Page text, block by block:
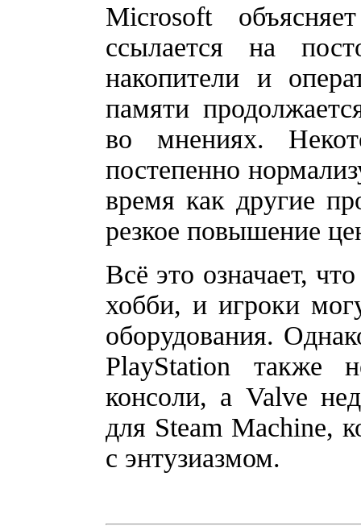
Microsoft
ссылается на
накопители и
памяти
во мнениях.
постепенно
время как другие
резкое повышение
Всё это означает,
хобби, и игроки
оборудования.
PlayStation также
консоли, а Valve
для Steam Machine,
с энтузиазмом.